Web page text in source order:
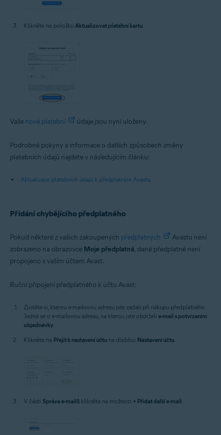
Klikněte na položku Aktualizovat platební kartu.
Vaše nové platební údaje jsou nyní uloženy.
Podrobné pokyny a informace o dalších způsobech změny
platebních údajů najdete v následujícím článku:
Aktualizace platebních údajů k předplatným Avastu
Přidání chybějícího předplatného
Pokud některé z vašich zakoupených předplatných
Avastu není
zobrazeno na obrazovce Moje předplatná, dané předplatné není
propojeno s vaším účtem Avast.
Ruční připojení předplatného k účtu Avast:
Zjistěte si, kterou e-mailovou adresu jste zadali při nákupu předplatného.
Jedná se o e-mailovou adresu, na kterou jste obdrželi e-mail s potvrzením
objednávky.
Klikněte na Přejít k nastavení účtu na dlaždici Nastavení účtu.
V části Správa e-mailů klikněte na možnost + Přidat další e-mail.